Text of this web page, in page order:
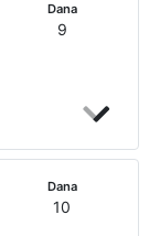
Dana
9
Dana
10